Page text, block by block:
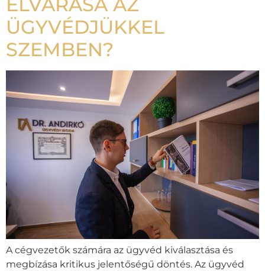
ÜGYVÉDJÜKKEL
SZEMBEN?
A cégvezetők számára az ügyvéd kiválasztása és
megbízása kritikus jelentőségű döntés. Az ügyvéd